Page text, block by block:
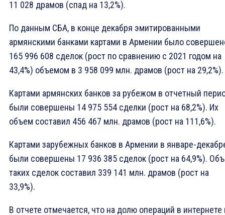
11 028 драмов (спад на 13,2%).
По данным СБА, в конце декабря эмитированными
армянскими банками картами в Армении было
165 996 608 сделок (рост по сравнению с 2021 годом на
43,4%) объемом в 3 958 099 млн. драмов (рост на 29,2%).
Картами армянских банков за рубежом в отчетный
были совершены 14 975 554 сделки (рост на 68,2%). Их
объем составил 456 467 млн. драмов (рост на 111,6%).
Картами зарубежных банков в Армении в январе-
были совершены 17 936 385 сделок (рост на 64,9%).
таких сделок составил 339 141 млн. драмов (рост на
33,9%).
В отчете отмечается, что на долю операций в интернете